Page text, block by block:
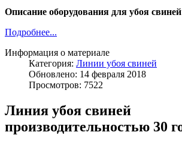
Описание оборудования для убоя
Подробнее...
Информация о материале
Категория: Линии убоя свиней
Обновлено: 14 февраля 2018
Просмотров: 7522
Линия убоя свиней
производительностью 30